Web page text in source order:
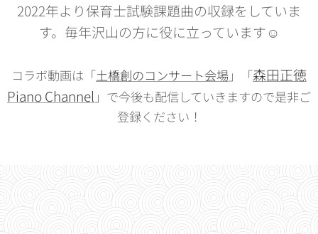
2022年より保育士試験課題曲の収録をしていま
す。毎年沢山の方に役に立っています☺️
コラボ動画は「土橋創のコンサート会場 」「森田正徳
Piano Channel 」で今後も配信していきますので是非ご
登録ください！